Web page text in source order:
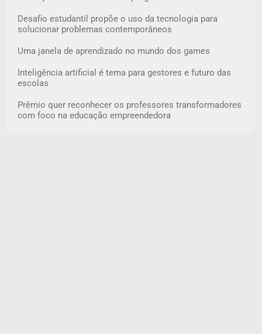
Desafio estudantil propõe o uso da tecnologia para
solucionar problemas contemporâneos
Uma janela de aprendizado no mundo dos games
Inteligência artificial é tema para gestores e futuro das
escolas
Prêmio quer reconhecer os professores transformadores
com foco na educação empreendedora